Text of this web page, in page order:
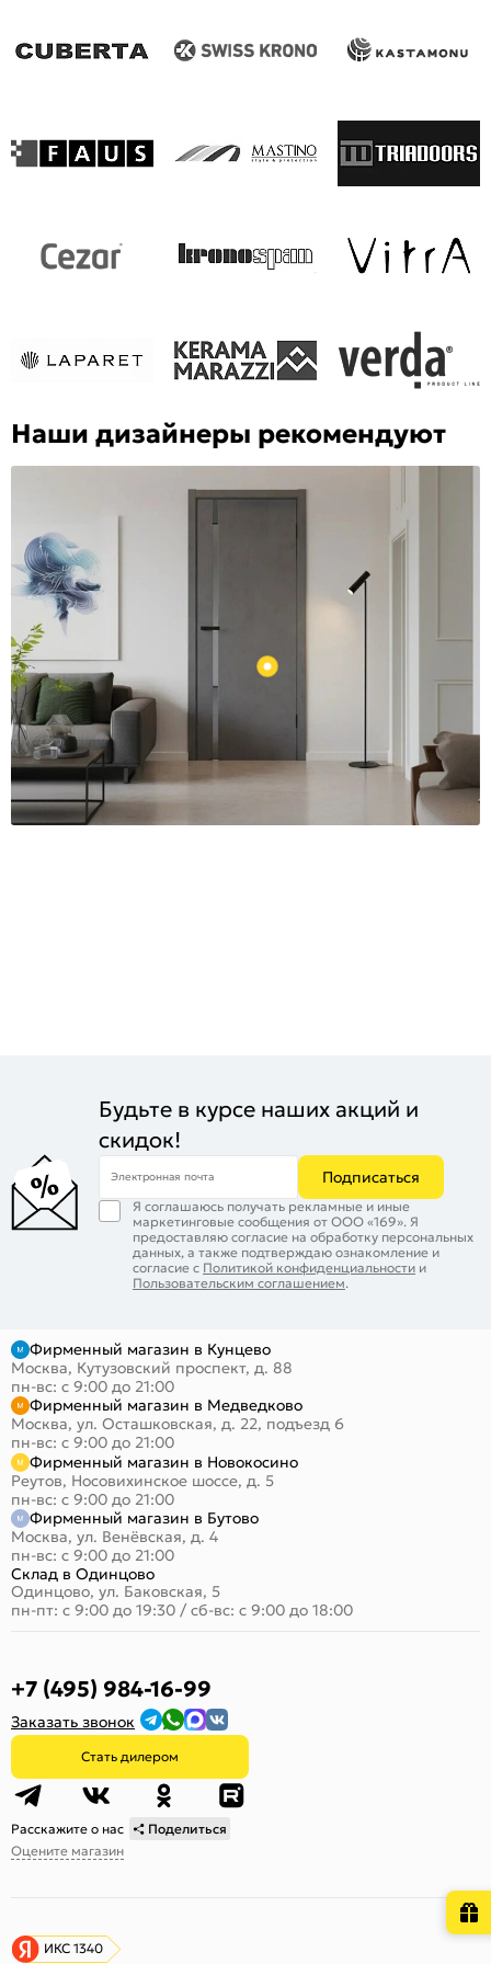
Наши дизайнеры рекомендуют
Будьте в курсе наших акций и
скидок!
Электронная почта Подписаться
Я соглашаюсь получать рекламные и иные
маркетинговые сообщения от ООО «169». Я
предоставляю согласие на обработку персональных
данных, а также подтверждаю ознакомление и
согласие с Политикой конфиденциальности и
Пользовательским соглашением.
Фирменный магазин в Кунцево
Москва, Кутузовский проспект, д. 88
пн-вс: с 9:00 до 21:00
Фирменный магазин в Медведково
Москва, ул. Осташковская, д. 22, подъезд 6
пн-вс: с 9:00 до 21:00
Фирменный магазин в Новокосино
Реутов, Носовихинское шоссе, д. 5
пн-вс: с 9:00 до 21:00
Фирменный магазин в Бутово
Москва, ул. Венёвская, д. 4
пн-вс: с 9:00 до 21:00
Склад в Одинцово
Одинцово, ул. Баковская, 5
пн-пт: с 9:00 до 19:30 / сб-вс: с 9:00 до 18:00
+7 (495) 984-16-99
Заказать звонок
Стать дилером
Расскажите о нас
Поделиться
Оцените магазин
ИКС 1340